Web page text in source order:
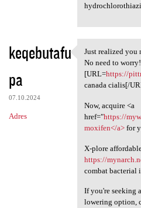
keqebutafu
pa
07.10.2024
Adres
Just realized
Just realized
No need to
[URL=https://
canada cialis[/
Now, acquire <a
href="https://
moxifen</a>for
X-plore
https://
combat bacterial
If you're seeking
lowering option,